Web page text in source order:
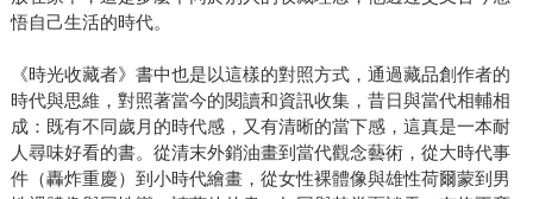
悟自己生活的時代。
《時光收藏者》書中也是以這樣的對照方式，通過藏品創作者的
時代與思維，對照著當今的閱讀和資訊收集，昔日與當代相輔相
成：既有不同歲月的時代感，又有清晰的當下感，這真是一本耐
人尋味好看的書。從清末外銷油畫到當代觀念藝術，從大時代事
件（轟炸重慶）到小時代繪畫，從女性裸體像與雄性荷爾蒙到男